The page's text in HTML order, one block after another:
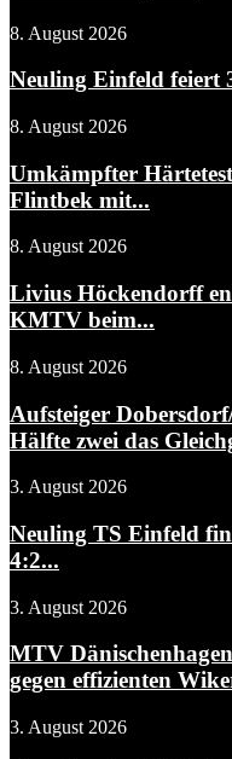
8. August 2026
Neuling Einfeld feiert
8. August 2026
Umkämpfter
Flintbek mit...
8. August 2026
Livius Höckendorff
KMTV beim...
8. August 2026
Aufsteiger
Hälfte zwei das
3. August 2026
Neuling TS Einfeld
4:2...
3. August 2026
MTV
gegen effizienten
3. August 2026